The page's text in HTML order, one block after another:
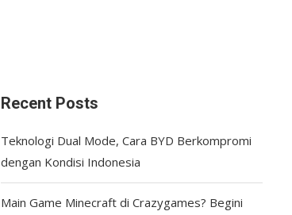
Recent Posts
Teknologi Dual Mode, Cara BYD Berkompromi
dengan Kondisi Indonesia
Main Game Minecraft di Crazygames? Begini